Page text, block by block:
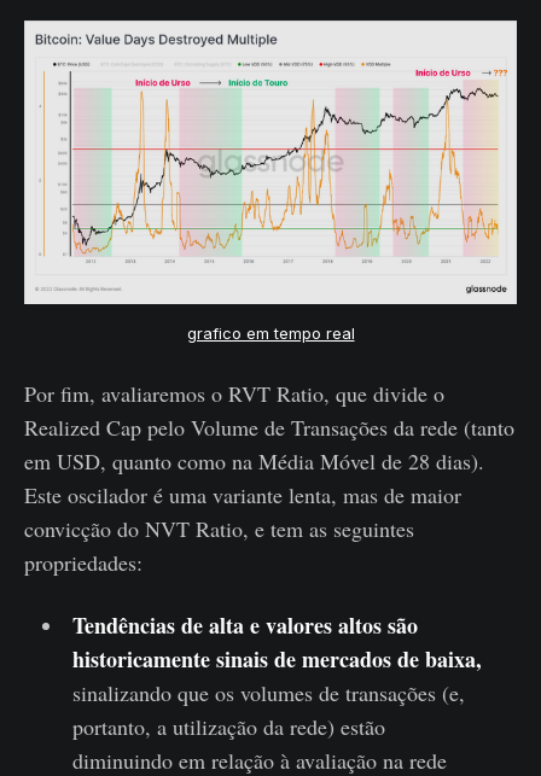
grafico em tempo real
Por fim, avaliaremos o RVT Ratio, que divide o
Realized Cap pelo Volume de Transações da rede (tanto
em USD, quanto como na Média Móvel de 28 dias).
Este oscilador é uma variante lenta, mas de maior
convicção do NVT Ratio, e tem as seguintes
propriedades:
Tendências de alta e valores altos são
historicamente sinais de mercados de baixa,
sinalizando que os volumes de transações (e,
portanto, a utilização da rede) estão
diminuindo em relação à avaliação na rede